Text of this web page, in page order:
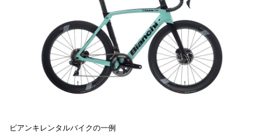
ビアンキレンタルバイクの一例